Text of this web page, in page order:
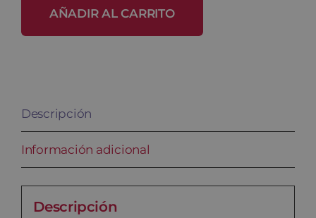
melamina
cantidad
AÑADIR AL CARRITO
Descripción
Información adicional
Descripción